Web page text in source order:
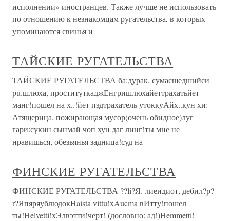
исполнении» иностранцев. Также лучше не использовать
по отношению к незнакомцам ругательства, в которых
упоминаются свинья и
ТАЙСКИЕ РУГАТЕЛЬСТВА
ТАЙСКИЕ РУГАТЕЛЬСТВА ба:дурак, сумасшедшийси
pu.шлюха, проституткаджЕнгришлюхайеттрахатьйет
манг!пошел на х..!йет пэдтрахатель утоккуАйх..кун хи:
Атящерица, пожирающая мусор(очень обидное)луг
гари:сукин сынмай чоп хун даг линг!ты мне не
нравишься, обезьянья задница!суд на
ФИНСКИЕ РУГАТЕЛЬСТВА
ФИНСКИЕ РУГАТЕЛЬСТВА ??li?Я. лиеидиот, дебил?p?
r?ЯпяряублюдокHaista vittu!xAucma вИтту!пошел
ты!Helvetti!хЭлвэтти!черт! (дословно: ад!)Hemmetti!